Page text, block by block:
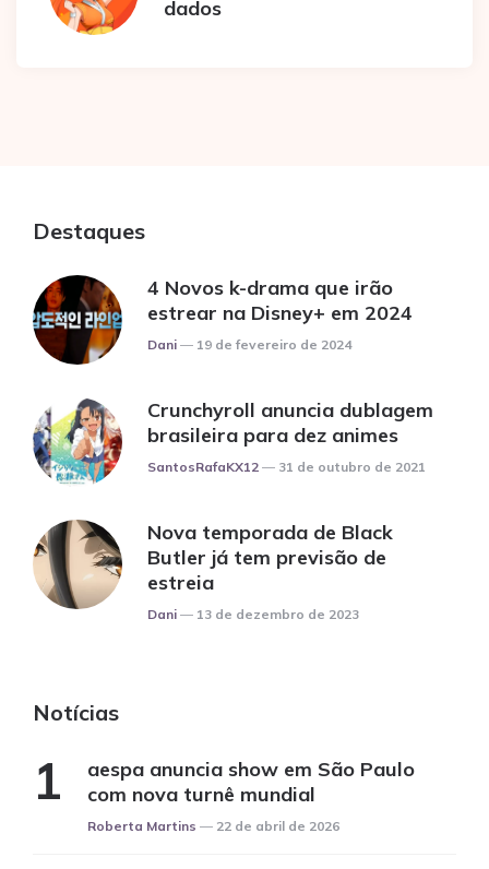
dados
Destaques
4 Novos k-drama que irão
estrear na Disney+ em 2024
Posted
Dani 19 de fevereiro de 2024
Crunchyroll anuncia dublagem
brasileira para dez animes
Posted
SantosRafaKX12 31 de outubro de 2021
Nova temporada de Black
Butler já tem previsão de
estreia
Posted
Dani 13 de dezembro de 2023
Notícias
aespa anuncia show em São Paulo
com nova turnê mundial
Posted
Roberta Martins 22 de abril de 2026